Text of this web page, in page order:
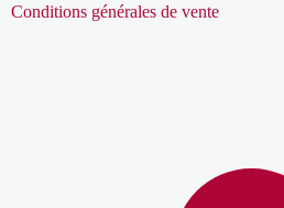
Conditions générales de vente